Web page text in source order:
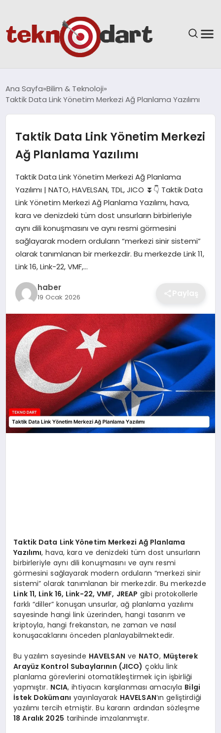
BILIM & TEKNOLOJI
EĞITIM
GÜNDEM
SPOR
EKONOMI
MAGAZIN
OTOMOBIL
Ana Sayfa Bilim & Teknoloji
Taktik Data Link Yönetim Merkezi Ağ Planlama Yazılımı
Taktik Data Link Yönetim Merkezi
Ağ Planlama Yazılımı
Taktik Data Link Yönetim Merkezi Ağ Planlama
Yazılımı | NATO, HAVELSAN, TDL, JICO ⏬👇 Taktik Data
Link Yönetim Merkezi Ağ Planlama Yazılımı, hava,
kara ve denizdeki tüm dost unsurların birbirleriyle
aynı dili konuşmasını ve aynı resmi görmesini
sağlayarak modern orduların “merkezi sinir sistemi”
olarak tanımlanan bir merkezdir. Bu merkezde Link 11,
Link 16, Link-22, VMF,…
haber
19 Ocak 2026
Taktik Data Link Yönetim Merkezi Ağ Planlama
Yazılımı, hava, kara ve denizdeki tüm dost unsurların
birbirleriyle aynı dili konuşmasını ve aynı resmi
görmesini sağlayarak modern orduların “merkezi sinir
sistemi” olarak tanımlanan bir merkezdir. Bu merkezde
Link 11, Link 16, Link-22, VMF, JREAP gibi protokollerle
farklı “diller” konuşan unsurlar, ağ planlama yazılımı
sayesinde hangi link üzerinden, hangi tasarım ve
kriptoyla, hangi frekanstan, ne zaman ve nasıl
konuşacaklarını önceden planlayabilmektedir.
Bu yazılım sayesinde HAVELSAN ve NATO, Müşterek
Arayüz Kontrol Subaylarının (JICO) çoklu link
planlama görevlerini otomatikleştirmek için işbirliği
yapmıştır. NCIA, ihtiyacın karşılanması amacıyla Bilgi
İstek Dokümanı yayınlayarak HAVELSAN‘ın geliştirdiği
yazılımı tercih etmiştir. Bu kararın ardından sözleşme
18 Aralık 2025 tarihinde imzalanmıştır.